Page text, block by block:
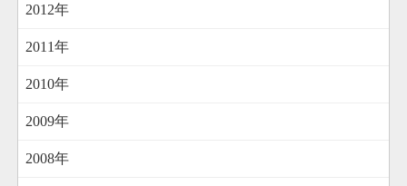
2012年
2011年
2010年
2009年
2008年